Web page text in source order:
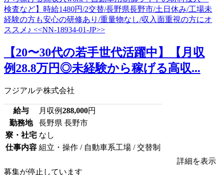
【20〜30代の若手世代活躍中】【月収
例28.8万円◎未経験から稼げる高収...
フジアルテ株式会社
給与 月収例288,000円
勤務地
長野県 長野市
寮・社宅 なし
仕事内容 組立・操作 / 自動車系工場 / 交替制
詳細を表示
募集が停止しています